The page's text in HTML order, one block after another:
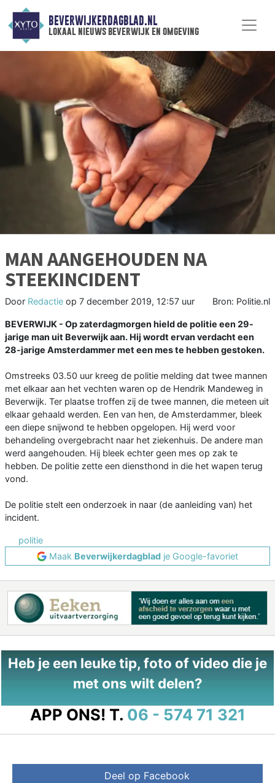
BEVERWIJKERDAGBLAD.NL
lokaal nieuws beverwijk en omgeving
MAN AANGEHOUDEN NA
STEEKINCIDENT
Door Redactie op 7 december 2019, 12:57 uur Bron: Politie.nl
BEVERWIJK - Op zaterdagmorgen hield de politie een 29-
jarige man uit Beverwijk aan. Hij wordt ervan verdacht een
28-jarige Amsterdammer met een mes te hebben gestoken.
Omstreeks 03.50 uur kreeg de politie melding dat twee mannen
met elkaar aan het vechten waren op de Hendrik Mandeweg in
Beverwijk. Ter plaatse troffen zij de twee mannen, die meteen uit
elkaar gehaald werden. Een van hen, de Amsterdammer, bleek
een diepe snijwond te hebben opgelopen. Hij werd voor
behandeling overgebracht naar het ziekenhuis. De andere man
werd aangehouden. Hij bleek echter geen mes op zak te
hebben. De politie zette een diensthond in die het wapen terug
vond.
De politie stelt een onderzoek in naar (de aanleiding van) het
incident.
politie
Maak Beverwijkerdagblad je Google-favoriet
Heb je een leuke tip, foto of video die je
met ons wilt delen?
APP ONS! T. 06 - 574 71 321
Deel op Facebook